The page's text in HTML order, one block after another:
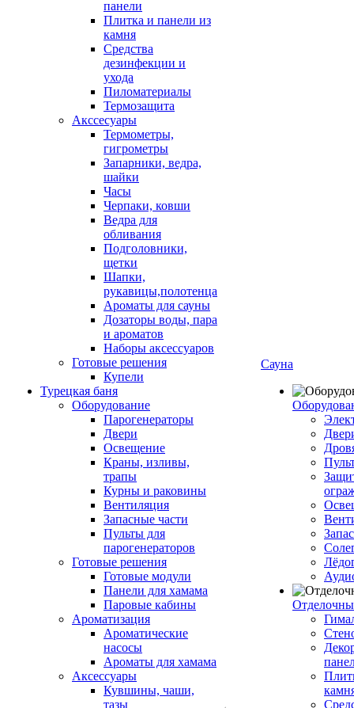
панели
Плитка и панели из
камня
Средства
дезинфекции и
ухода
Пиломатериалы
Термозащита
Аксcесуары
Термометры,
гигрометры
Запарники, ведра,
шайки
Часы
Черпаки, ковши
Ведра для
обливания
Подголовники,
щетки
Шапки,
рукавицы,полотенца
Ароматы для сауны
Дозаторы воды, пара
и ароматов
Наборы аксессуаров
Готовые решения
Купели
Турецкая баня
Оборудование
Парогенераторы
Двери
Освещение
Краны, изливы,
трапы
Курны и раковины
Вентиляция
Запасные части
Пульты для
парогенераторов
Готовые решения
Готовые модули
Панели для хамама
Паровые кабины
Ароматизация
Ароматические
насосы
Ароматы для хамама
Аксессуары
Кувшины, чаши,
тазы
Сауна